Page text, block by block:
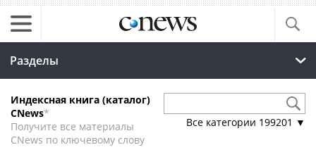
Разделы
Индексная книга (каталог)
CNews*
Получите все материалы
CNews по ключевому слову
Все категории 199201 ▼